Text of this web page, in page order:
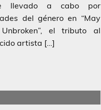
llevado a cabo por
del género en “May
el tributo al
artista […]